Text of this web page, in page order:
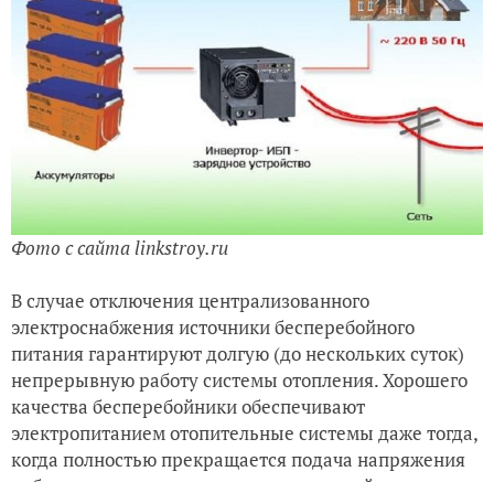
Фото с сайта linkstroy.ru
В случае отключения централизованного
электроснабжения источники бесперебойного
питания гарантируют долгую (до нескольких суток)
непрерывную работу системы отопления. Хорошего
качества бесперебойники обеспечивают
электропитанием отопительные системы даже тогда,
когда полностью прекращается подача напряжения